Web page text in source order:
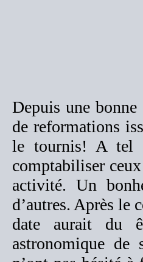
Depuis une
de reformations
le tournis! A tel
comptabiliser
activité. Un
d’autres. Après le
date aurait du
astronomique de